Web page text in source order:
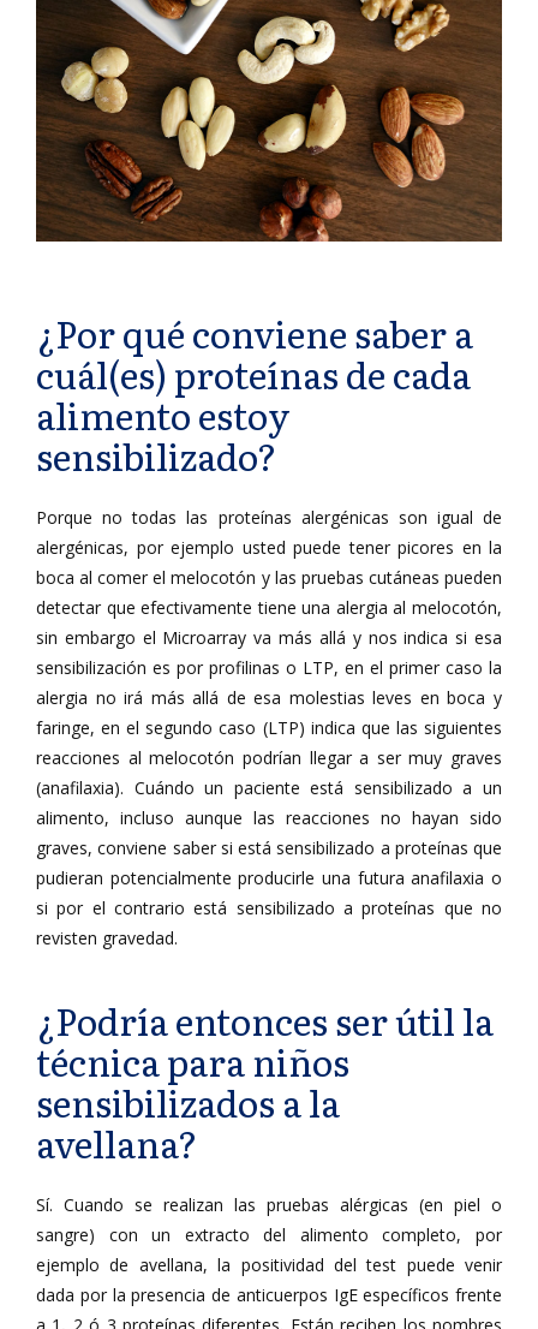
¿Por qué conviene saber a
cuál(es) proteínas de cada
alimento estoy
sensibilizado?
Porque no todas las proteínas alergénicas son igual de
alergénicas, por ejemplo usted puede tener picores en la
boca al comer el melocotón y las pruebas cutáneas pueden
detectar que efectivamente tiene una alergia al melocotón,
sin embargo el Microarray va más allá y nos indica si esa
sensibilización es por profilinas o LTP, en el primer caso la
alergia no irá más allá de esa molestias leves en boca y
faringe, en el segundo caso (LTP) indica que las siguientes
reacciones al melocotón podrían llegar a ser muy graves
(anafilaxia). Cuándo un paciente está sensibilizado a un
alimento, incluso aunque las reacciones no hayan sido
graves, conviene saber si está sensibilizado a proteínas que
pudieran potencialmente producirle una futura anafilaxia o
si por el contrario está sensibilizado a proteínas que no
revisten gravedad.
¿Podría entonces ser útil la
técnica para niños
sensibilizados a la
avellana?
Sí. Cuando se realizan las pruebas alérgicas (en piel o
sangre) con un extracto del alimento completo, por
ejemplo de avellana, la positividad del test puede venir
dada por la presencia de anticuerpos IgE específicos frente